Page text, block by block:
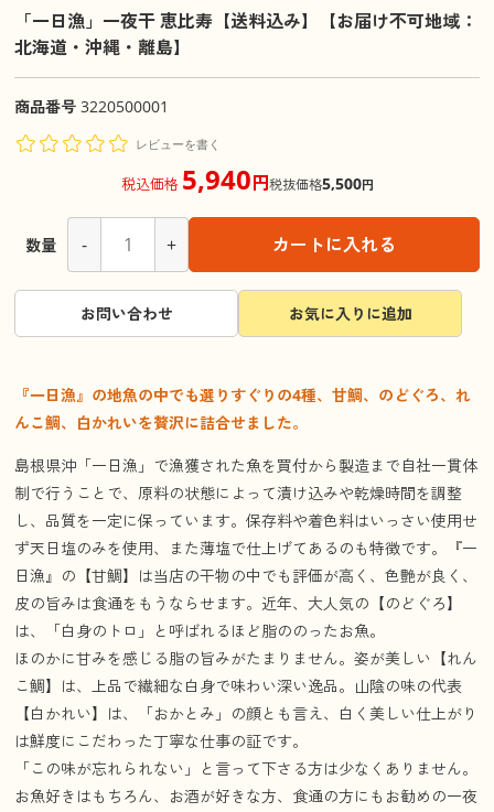
「一日漁」一夜干 恵比寿【送料込み】【お届け不可地域：
北海道・沖縄・離島】
商品番号 3220500001
レビューを書く
税込価格 5,940円税抜価格5,500円
数量 - + カートに入れる
お問い合わせ お気に入りに追加
『一日漁』の地魚の中でも選りすぐりの4種、甘鯛、のどぐろ、れ
んこ鯛、白かれいを贅沢に詰合せました。
島根県沖「一日漁」で漁獲された魚を買付から製造まで自社一貫体
制で行うことで、原料の状態によって漬け込みや乾燥時間を調整
し、品質を一定に保っています。保存料や着色料はいっさい使用せ
ず天日塩のみを使用、また薄塩で仕上げてあるのも特徴です。『一
日漁』の【甘鯛】は当店の干物の中でも評価が高く、色艶が良く、
皮の旨みは食通をもうならせます。近年、大人気の【のどぐろ】
は、「白身のトロ」と呼ばれるほど脂ののったお魚。
ほのかに甘みを感じる脂の旨みがたまりません。姿が美しい【れん
こ鯛】は、上品で繊細な白身で味わい深い逸品。山陰の味の代表
【白かれい】は、「おかとみ」の顔とも言え、白く美しい仕上がり
は鮮度にこだわった丁寧な仕事の証です。
「この味が忘れられない」と言って下さる方は少なくありません。
お魚好きはもちろん、お酒が好きな方、食通の方にもお勧めの一夜